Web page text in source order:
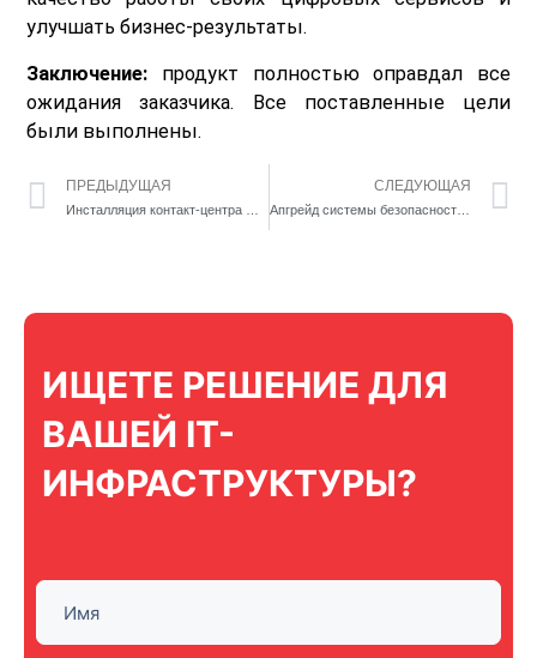
улучшать бизнес-результаты.
Заключение: продукт полностью оправдал все
ожидания заказчика. Все поставленные цели
были выполнены.
ПРЕДЫДУЩАЯ СЛЕДУЮЩАЯ
Апгрейд системы безопасности сети в крупном банке Казахстана: как современные технологии Cisco меняют правила игры
ИЩЕТЕ РЕШЕНИЕ ДЛЯ
ВАШЕЙ IT-
ИНФРАСТРУКТУРЫ?